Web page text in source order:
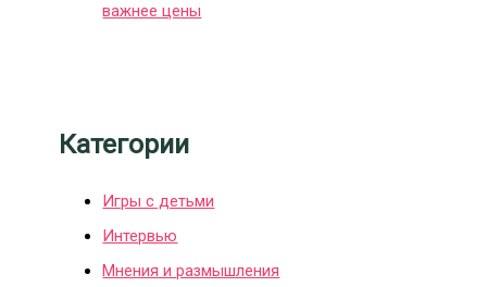
важнее цены
Категории
Игры с детьми
Интервью
Мнения и размышления